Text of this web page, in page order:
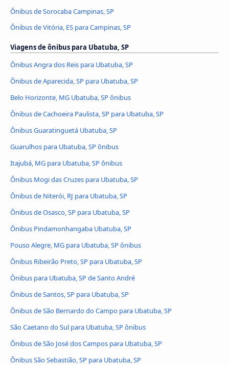
Ônibus de Sorocaba Campinas, SP
Ônibus de Vitória, ES para Campinas, SP
Viagens de ônibus para Ubatuba, SP
Ônibus Angra dos Reis para Ubatuba, SP
Ônibus de Aparecida, SP para Ubatuba, SP
Belo Horizonte, MG Ubatuba, SP ônibus
Ônibus de Cachoeira Paulista, SP para Ubatuba, SP
Ônibus Guaratinguetá Ubatuba, SP
Guarulhos para Ubatuba, SP ônibus
Itajubá, MG para Ubatuba, SP ônibus
Ônibus Mogi das Cruzes para Ubatuba, SP
Ônibus de Niterói, RJ para Ubatuba, SP
Ônibus de Osasco, SP para Ubatuba, SP
Ônibus Pindamonhangaba Ubatuba, SP
Pouso Alegre, MG para Ubatuba, SP ônibus
Ônibus Ribeirão Preto, SP para Ubatuba, SP
Ônibus para Ubatuba, SP de Santo André
Ônibus de Santos, SP para Ubatuba, SP
Ônibus de São Bernardo do Campo para Ubatuba, SP
São Caetano do Sul para Ubatuba, SP ônibus
Ônibus de São José dos Campos para Ubatuba, SP
Ônibus São Sebastião, SP para Ubatuba, SP